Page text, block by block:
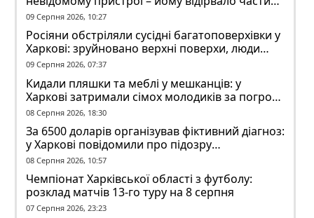
руки
09 Серпня 2026, 10:27
Росіяни обстріляли сусідні багатоповерхівки у
Харкові: зруйновано верхні поверхи, люди
заблоковані
09 Серпня 2026, 07:37
Кидали пляшки та меблі у мешканців: у
Харкові затримали сімох молодиків за погром
у гуртожитку
08 Серпня 2026, 18:30
За 6500 доларів організував фіктивний діагноз:
у Харкові повідомили про підозру
ексзавідувачу психлікарні
08 Серпня 2026, 10:57
Чемпіонат Харківської області з футболу:
розклад матчів 13-го туру на 8 серпня
07 Серпня 2026, 23:23